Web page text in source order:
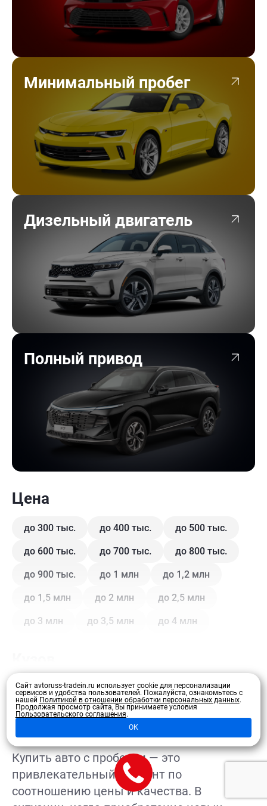
Минимальный пробег
Дизельный двигатель
Полный привод
Цена
до 300 тыс. до 400 тыс. до 500 тыс.
до 600 тыс. до 700 тыс. до 800 тыс.
до 900 тыс. до 1 млн до 1,2 млн
до 1,5 млн до 2 млн до 2,5 млн
до 3 млн до 3,5 млн до 4 млн
Купе Внедорожник Внедорожник 5 дв.
Седан Хэтчбек 3 дв. Хэтчбек 5 дв.
Лифтбэк Минивэн Кроссовер
Универсал Универсал 5 дв.
Цвет
Развернуть
Купить авто с пробегом — это
привлекательный вариант по
соотношению цены и качества. В
Сайт avtoruss-tradein.ru использует cookie для персонализации
сервисов и удобства пользователей. Пожалуйста, ознакомьтесь с
нашей Политикой в отношении обработки персональных данных.
Продолжая просмотр сайта, Вы принимаете условия
Пользовательского соглашения.
ОК